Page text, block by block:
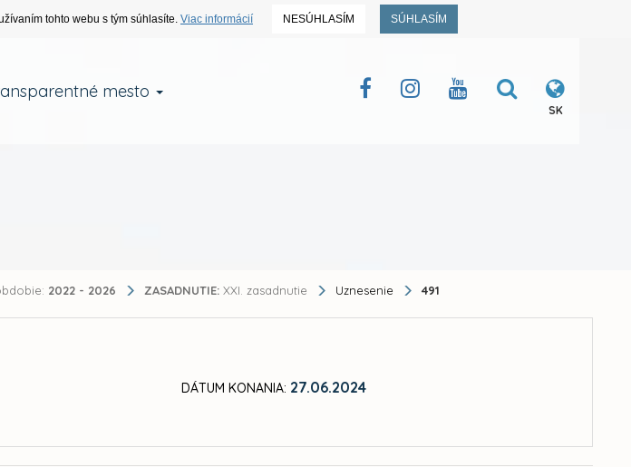
tohto webu s tým súhlasíte. Viac informácií NESÚHLASÍM SÚHLASÍM
mesto
SK
2022 - 2026 ZASADNUTIE: XXI. zasadnutie Uznesenie 491
DÁTUM KONANIA: 27.06.2024